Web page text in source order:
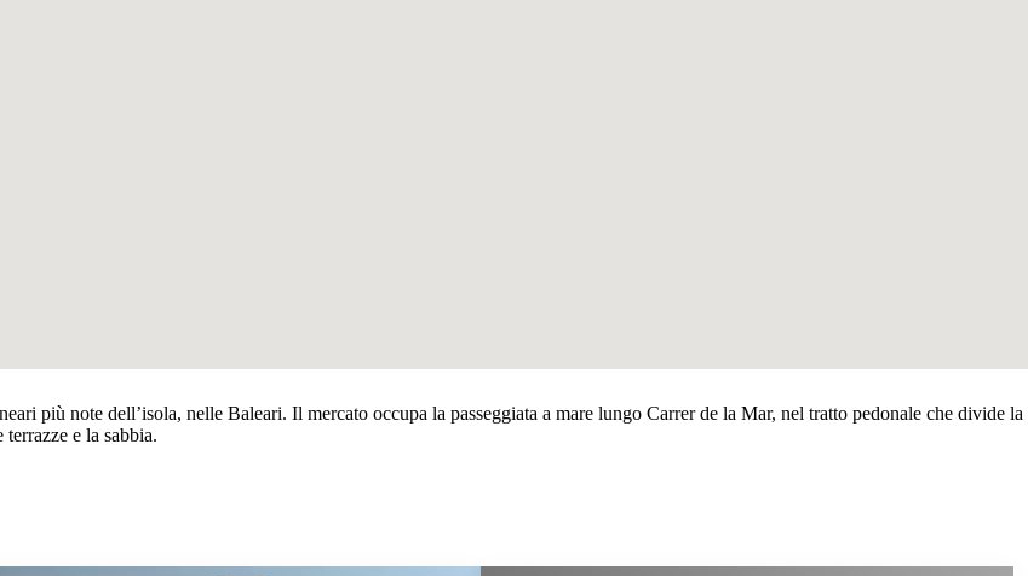
più note dell’isola, nelle Baleari. Il mercato occupa la passeggiata a mare lungo Carrer de la Mar, nel tratto pedonale che divide la
e la sabbia.